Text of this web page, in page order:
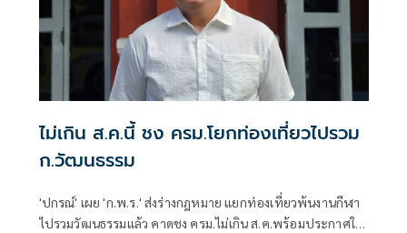
ไม่เกิน ส.ค.นี้ ชง ครม.โยกท่องเที่ยวไปรวม
ก.วัฒนธรรม
'ปกรณ์' เผย 'ก.พ.ร.' ส่งร่างกฎหมาย แยกท่องเที่ยวพ้นงานกีฬา
ไปรวมวัฒนธรรมแล้ว คาดชง ครม.ไม่เกิน ส.ค.พร้อมประกาศใช้